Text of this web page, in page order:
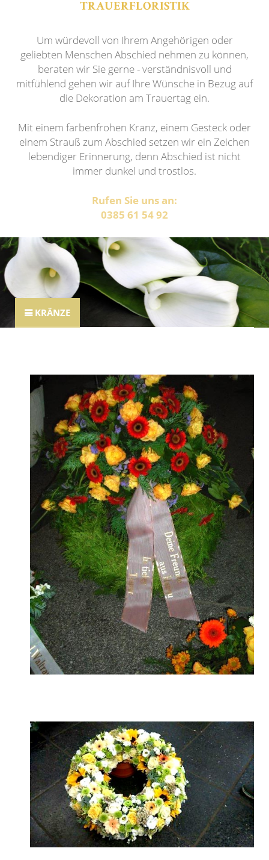
TRAUERFLORISTIK
Um würdevoll von Ihrem Angehörigen oder
geliebten Menschen Abschied nehmen zu können,
beraten wir Sie gerne - verständnisvoll und
mitfühlend gehen wir auf Ihre Wünsche in Bezug auf
die Dekoration am Trauertag ein.
Mit einem farbenfrohen Kranz, einem Gesteck oder
einem Strauß zum Abschied setzen wir ein Zeichen
lebendiger Erinnerung, denn Abschied ist nicht
immer dunkel und trostlos.
Rufen Sie uns an:
0385 61 54 92
KRÄNZE